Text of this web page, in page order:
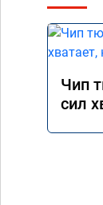
Чип
сил